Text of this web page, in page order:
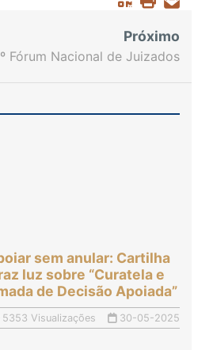
Próximo
Fórum Nacional de Juizados
sem anular: Cartilha
luz sobre “Curatela e
de Decisão Apoiada”
5353 Visualizações 30-05-2025